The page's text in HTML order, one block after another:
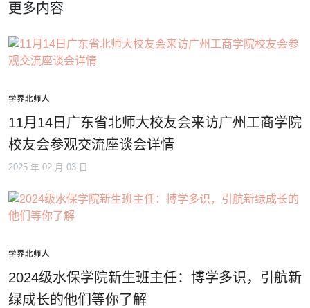
更多内容
学界北师人
11月14日广东省北师大校友会来访广州工商学院
校友会参观交流座谈会详情
2025 年 02 月 03 日
学界北师人
2024级水保学院新生班主任：博学多识，引航新
绿成长的他们等你了解